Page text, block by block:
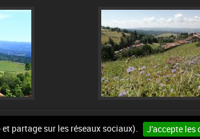
partage sur les réseaux sociaux). J'accepte les
légales Accessibilité Cookies